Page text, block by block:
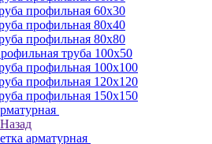
профильная 60х30
профильная 80х40
профильная 80х80
труба 100х50
профильная 100х100
профильная 120х120
профильная 150х150
Назад
арматурная